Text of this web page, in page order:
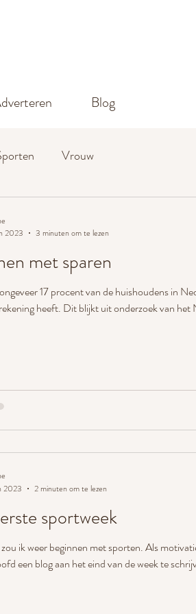
Blog
Vrouw
met sparen
17 procent van de huishoudens in
heeft. Dit blijkt uit onderzoek van het
2023
3 minuten om te lezen
sportweek
ik weer beginnen met sporten. Als
een blog aan het eind van de week te
2023
2 minuten om te lezen